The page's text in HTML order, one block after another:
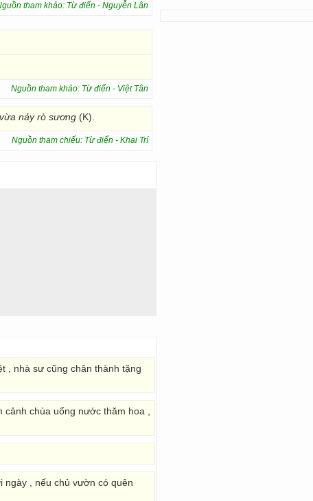
tham khảo: Từ điển - Nguyễn Lân
Nguồn tham khảo: Từ điển - Việt Tân
nảy rò sương (K).
Nguồn tham chiếu: Từ điển - Khai Trí
, nhà sư cũng chân thành tặng
chùa uống nước thăm hoa ,
, nếu chủ vườn có quên